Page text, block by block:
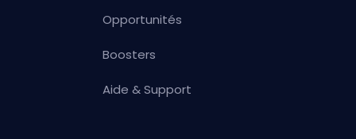
Opportunités
Boosters
Aide & Support